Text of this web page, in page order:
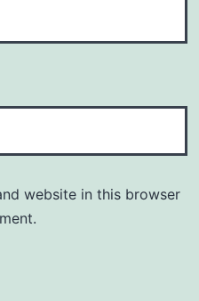
website in this browser